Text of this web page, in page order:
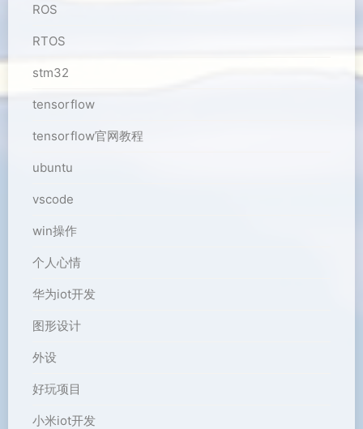
ROS
RTOS
stm32
tensorflow
tensorflow官网教程
ubuntu
vscode
win操作
个人心情
华为iot开发
图形设计
外设
好玩项目
小米iot开发